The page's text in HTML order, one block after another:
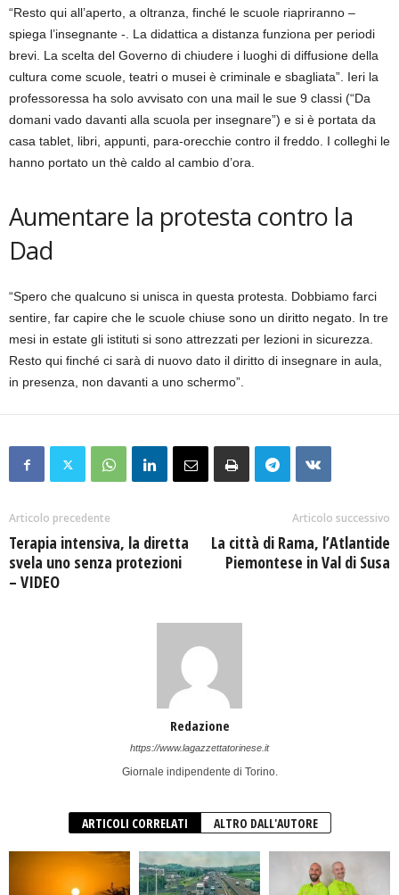
“Resto qui all’aperto, a oltranza, finché le scuole riapriranno –
spiega l’insegnante -. La didattica a distanza funziona per periodi
brevi. La scelta del Governo di chiudere i luoghi di diffusione della
cultura come scuole, teatri o musei è criminale e sbagliata”. Ieri la
professoressa ha solo avvisato con una mail le sue 9 classi (“Da
domani vado davanti alla scuola per insegnare”) e si è portata da
casa tablet, libri, appunti, para-orecchie contro il freddo. I colleghi le
hanno portato un thè caldo al cambio d’ora.
Aumentare la protesta contro la
Dad
“Spero che qualcuno si unisca in questa protesta. Dobbiamo farci
sentire, far capire che le scuole chiuse sono un diritto negato. In tre
mesi in estate gli istituti si sono attrezzati per lezioni in sicurezza.
Resto qui finché ci sarà di nuovo dato il diritto di insegnare in aula,
in presenza, non davanti a uno schermo”.
Articolo precedente
Terapia intensiva, la diretta
svela uno senza protezioni
– VIDEO
Articolo successivo
La città di Rama, l’Atlantide
Piemontese in Val di Susa
Redazione
https://www.lagazzettatorinese.it
Giornale indipendente di Torino.
ARTICOLI CORRELATI ALTRO DALL'AUTORE